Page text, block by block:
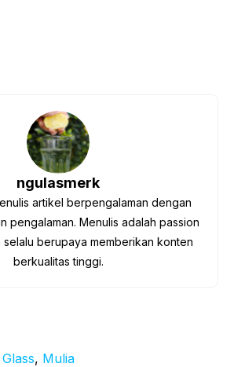
ngulasmerk
artikel berpengalaman dengan
pengalaman. Menulis adalah passion
selalu berupaya memberikan konten
berkualitas tinggi.
Glass, Mulia